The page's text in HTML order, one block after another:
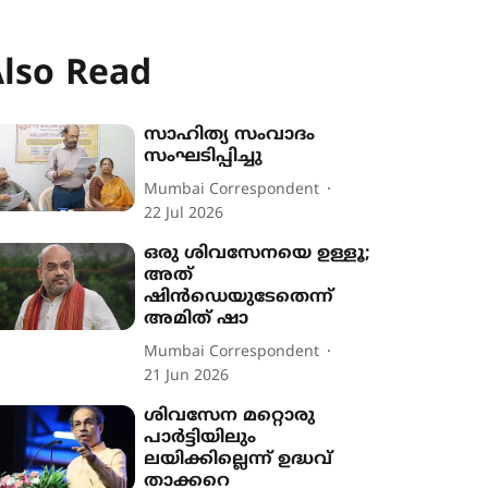
Read
സാഹിത്യ സംവാദം
സംഘടിപ്പിച്ചു
Mumbai Correspondent
22 Jul 2026
ഒരു ശിവസേനയെ ഉള്ളൂ;
അത്
ഷിന്‍ഡെയുടേതെന്ന്
അമിത് ഷാ
Mumbai Correspondent
21 Jun 2026
ശിവസേന മറ്റൊരു
പാര്‍ട്ടിയിലും
ലയിക്കില്ലെന്ന് ഉദ്ധവ്
താക്കറെ